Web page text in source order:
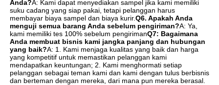
Anda?A: Kami dapat menyediakan sampel jika kami memiliki
suku cadang yang siap pakai, tetapi pelanggan harus
membayar biaya sampel dan biaya kurir.Q6. Apakah Anda
menguji semua barang Anda sebelum pengiriman?A: Ya,
kami memiliki tes 100% sebelum pengirimanQ7: Bagaimana
Anda membuat bisnis kami jangka panjang dan hubungan
yang baik?A: 1. Kami menjaga kualitas yang baik dan harga
yang kompetitif untuk memastikan pelanggan kami
mendapatkan keuntungan; 2. Kami menghormati setiap
pelanggan sebagai teman kami dan kami dengan tulus berbisnis
dan berteman dengan mereka, dari mana pun mereka berasal.